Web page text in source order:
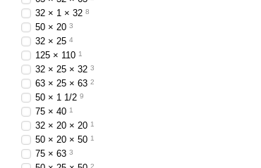
32 × 1 × 32 8
50 × 20 3
32 × 25 4
125 × 110 1
32 × 25 × 32 3
63 × 25 × 63 2
50 × 1 1/2 9
75 × 40 1
32 × 20 × 20 1
50 × 20 × 50 1
75 × 63 3
2